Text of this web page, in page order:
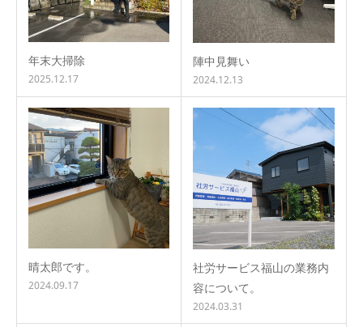
年末大掃除
2025.12.17
陣中見舞い
2024.12.13
晴太郎です。
2024.09.17
社労サービス福山の業務内
容について。
2024.03.31